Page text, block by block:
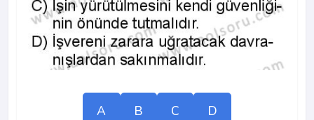
A B C D